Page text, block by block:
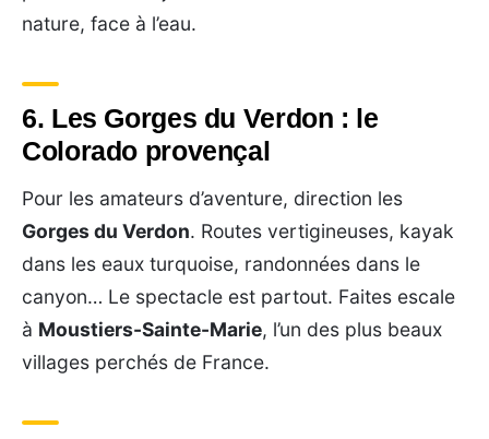
nature, face à l’eau.
6. Les Gorges du Verdon : le
Colorado provençal
Pour les amateurs d’aventure, direction les
Gorges du Verdon. Routes vertigineuses, kayak
dans les eaux turquoise, randonnées dans le
canyon… Le spectacle est partout. Faites escale
à Moustiers-Sainte-Marie, l’un des plus beaux
villages perchés de France.